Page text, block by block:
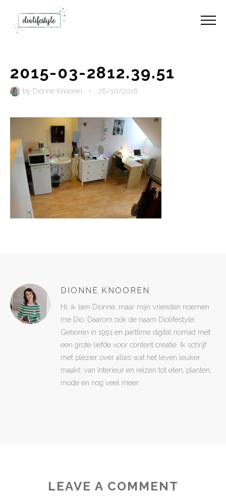
2015-03-2812.39.51
by Dionne Knooren • 26/10/2016
DIONNE KNOOREN
Hi, ik ben Dionne, maar mijn vrienden noemen
me Dio. Daarom ook de naam Diolifestyle.
Geboren in 1991 en parttime digital nomad met
een grote liefde voor content creatie. Ik schrijf
met plezier over alles wat het leven leuker
maakt: van interieur en reizen tot eten, planten,
mode en nog veel meer.
LEAVE A COMMENT